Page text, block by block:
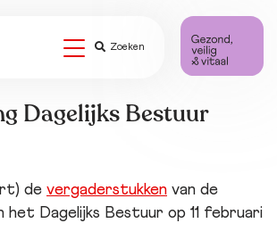
Zoeken
Dagelijks Bestuur
de vergaderstukken van de
het Dagelijks Bestuur op 11 februari